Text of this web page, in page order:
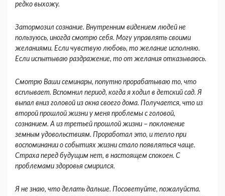
редко выхожу.
Затормозил сознание. Внутренним ви́дением людей не
пользуюсь, иногда смотрю себя. Могу управлять своими
желаниями. Если чувствую любовь, то желание исполняю.
Если испытываю раздражение, то от желания отказываюсь.
Смотрю Ваши семинары, попутно прорабатываю то, что
всплывает. Вспомнил период, когда я ходил в детский сад. Я
выпал вниз головой из окна своего дома. Получается, что из
второй прошлой жизни у меня проблемы с головой,
сознанием. А из третьей прошлой жизни – поклонение
земным удовольствиям. Проработал это, и тепло при
воспоминании о событиях жизни стало появляться чаще.
Страха перед будущим нет, в настоящем спокоен. С
проблемами здоровья смирился.
Я не знаю, что делать дальше. Посоветуйте, пожалуйста.